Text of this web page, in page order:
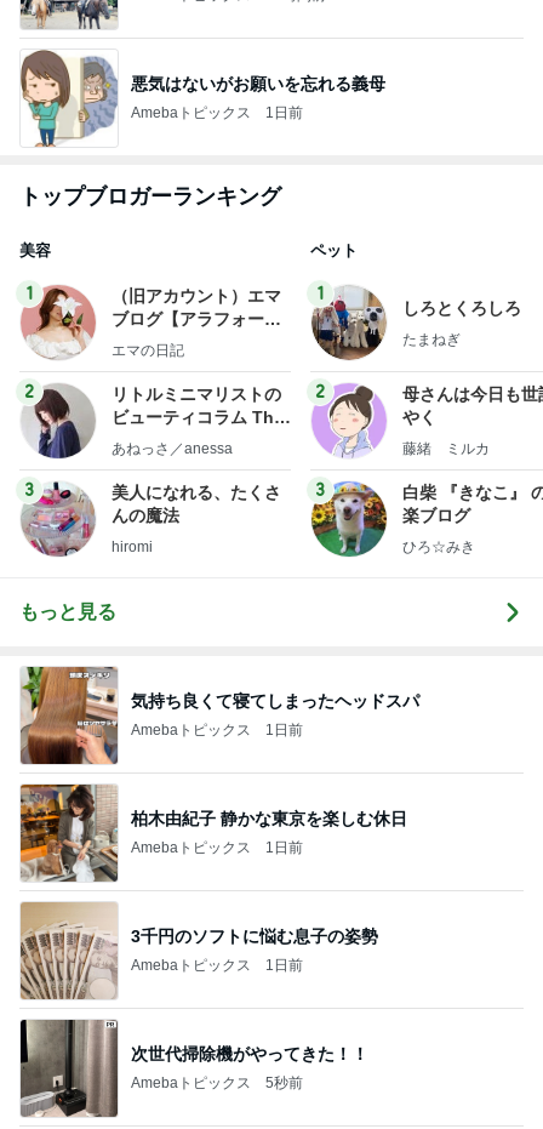
悪気はないがお願いを忘れる義母
Amebaトピックス 1日前
トップブロガーランキング
美容
1
（旧アカウント）エマ
ブログ【アラフォー会
社売却セカンドライ
エマの日記
2
リトルミニマリストの
ビューティコラム The
little minimalist's bea
あねっさ／anessa
3
美人になれる、たくさ
んの魔法
hiromi
ペット
1
しろとくろしろ
たまねぎ
2
母さんは今日も世
やく
藤緒 ミルカ
3
白柴 『きなこ』
楽ブログ
ひろ☆みき
もっと見る
気持ち良くて寝てしまったヘッドスパ
Amebaトピックス 1日前
柏木由紀子 静かな東京を楽しむ休日
Amebaトピックス 1日前
3千円のソフトに悩む息子の姿勢
Amebaトピックス 1日前
次世代掃除機がやってきた！！
Amebaトピックス 5秒前